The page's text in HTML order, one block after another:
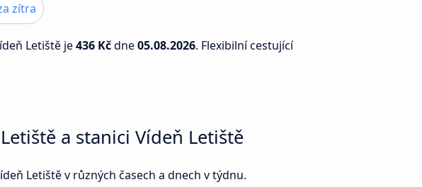
zítra
Letiště je436 Kčdne05.08.2026. Flexibilní cestující
a stanici Vídeň Letiště
Letiště v různých časech a dnech v týdnu.